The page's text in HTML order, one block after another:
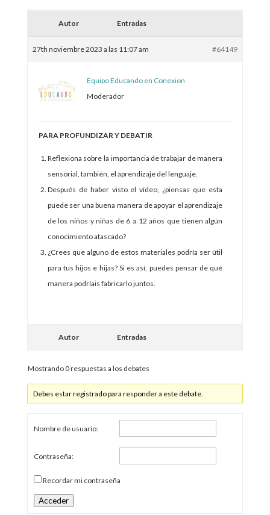
Autor Entradas
27th noviembre 2023 a las 11:07 am #64149
Equipo Educando en Conexion
Moderador
PARA PROFUNDIZAR Y DEBATIR
Reflexiona sobre la importancia de trabajar de manera
sensorial, también, el aprendizaje del lenguaje.
Después de haber visto el vídeo, ¿piensas que esta
puede ser una buena manera de apoyar el aprendizaje
de los niños y niñas de 6 a 12 años que tienen algún
conocimiento atascado?
¿Crees que alguno de estos materiales podría ser útil
para tus hijos e hijas? Si es así, puedes pensar de qué
manera podríais fabricarlo juntos.
Autor Entradas
Mostrando 0 respuestas a los debates
Debes estar registrado para responder a este debate.
Nombre de usuario:
Contraseña:
Recordar mi contraseña
Acceder